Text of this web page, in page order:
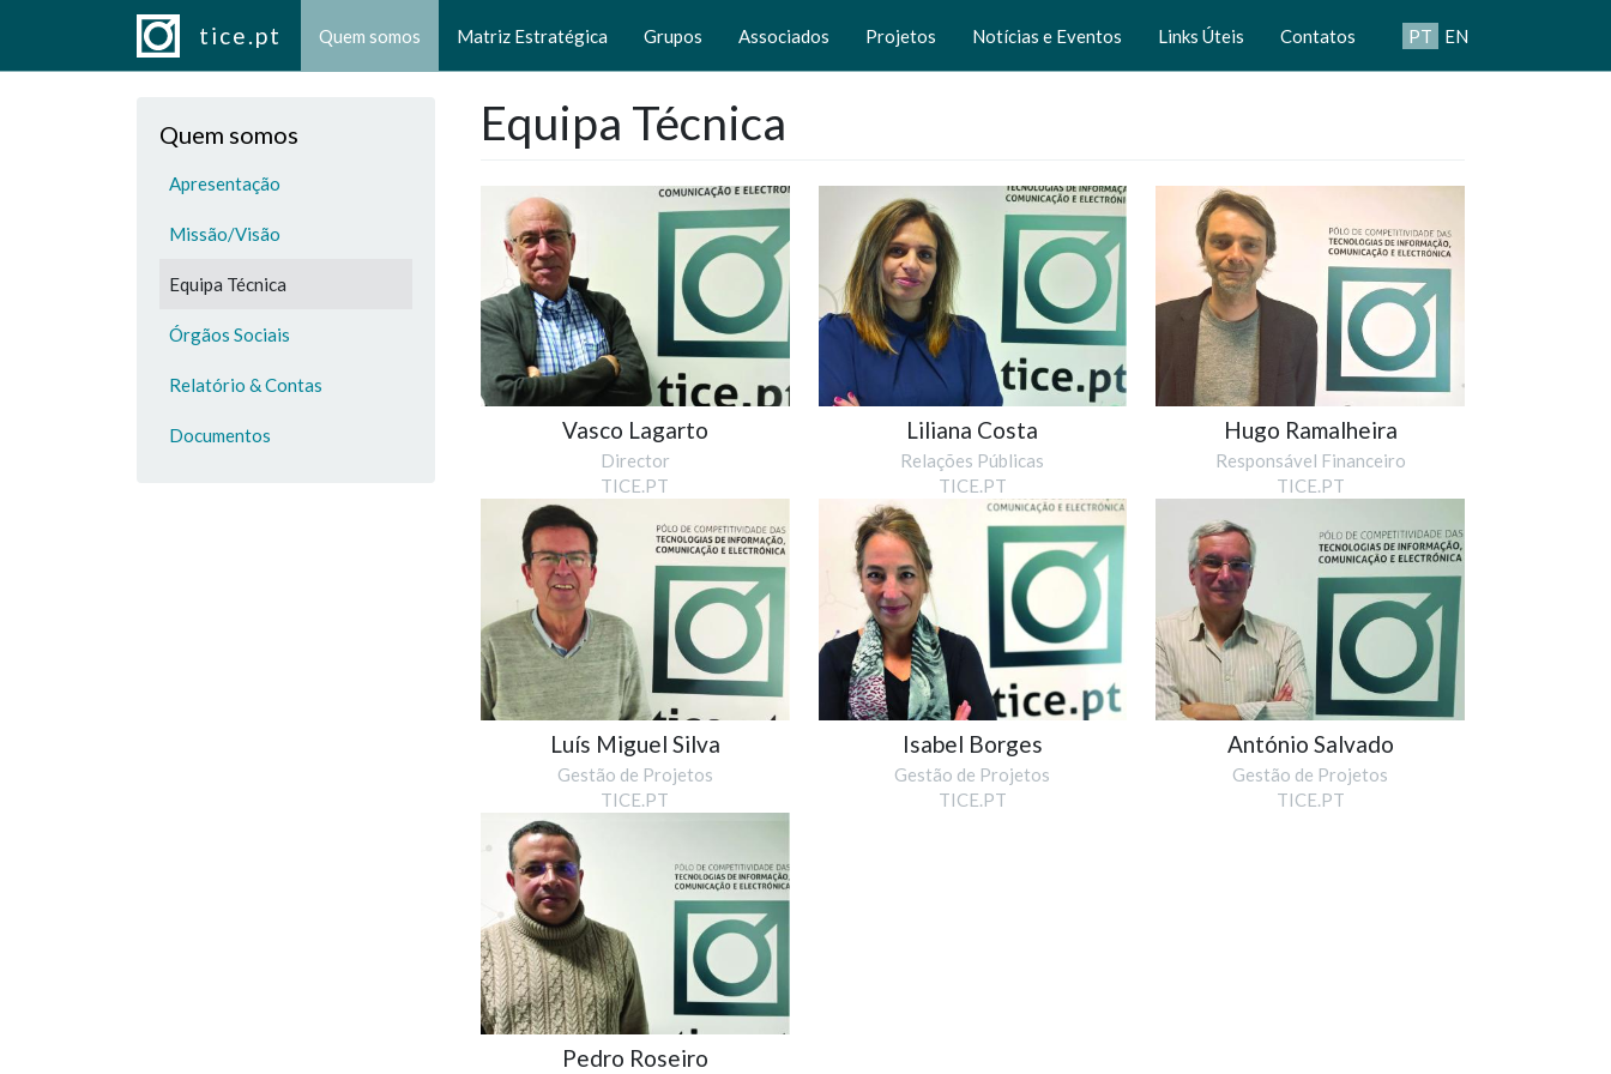
Passar para o conteúdo principal
tice.pt Quem somos Matriz Estratégica Grupos Associados Projetos Notícias e Eventos Links Úteis Contatos PT EN
Quem somos
Apresentação
Missão/Visão
Equipa Técnica
Órgãos Sociais
Relatório & Contas
Documentos
Equipa Técnica
Vasco Lagarto
Director
TICE.PT
Liliana Costa
Relações Públicas
TICE.PT
Hugo Ramalheira
Responsável Financeiro
TICE.PT
Luís Miguel Silva
Gestão de Projetos
TICE.PT
Isabel Borges
Gestão de Projetos
TICE.PT
António Salvado
Gestão de Projetos
TICE.PT
Pedro Roseiro